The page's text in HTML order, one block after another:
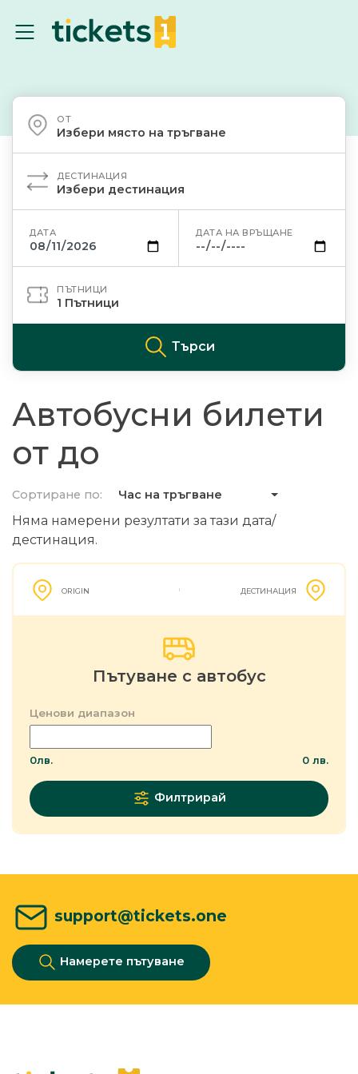
ОТ
Избери място на тръгване
ДЕСТИНАЦИЯ
Избери дестинация
ДАТА ДАТА НА ВРЪЩАНЕ
ПЪТНИЦИ
1 Пътници
Търси
Автобусни билети
от до
Сортиране по: Час на тръгване
Няма намерени резултати за тази дата/
дестинация.
ORIGIN ДЕСТИНАЦИЯ
Пътуване с автобус
Ценови диапазон
0лв. 0 лв.
Филтрирай
support@tickets.one
Намерете пътуване